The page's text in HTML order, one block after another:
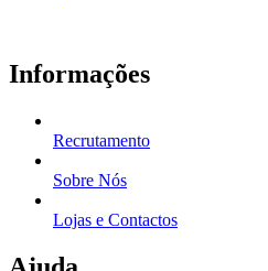
Informações
Recrutamento
Sobre Nós
Lojas e Contactos